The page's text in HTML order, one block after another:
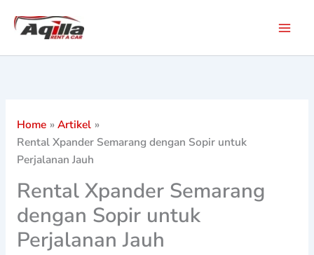
Home
Artikel
Rental Xpander Semarang dengan Sopir untuk
Perjalanan Jauh
Rental Xpander Semarang
dengan Sopir untuk
Perjalanan Jauh